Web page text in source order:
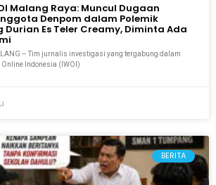
Malang Raya: Muncul Dugaan
Denpom dalam Polemik
Es Teler Creamy, Diminta Ada
– Tim jurnalis investigasi yang tergabung dalam
Online Indonesia (IWOI)
BERITA